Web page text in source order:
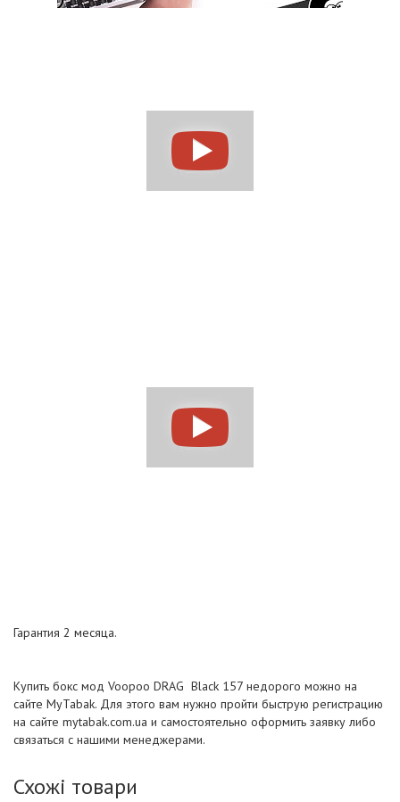
Гарантия 2 месяца.
Купить бокс мод Voopoo DRAG Black 157 недорого можно на
сайте MyTabak. Для этого вам нужно пройти быструю регистрацию
на сайте mytabak.com.ua и самостоятельно оформить заявку либо
связаться с нашими менеджерами.
Схожі товари